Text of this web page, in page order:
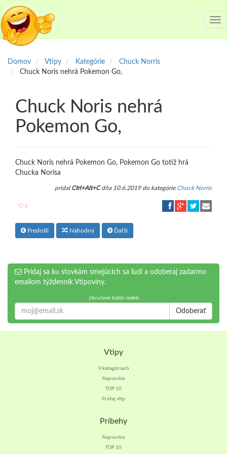
Domov Vtipy Kategórie
Chuck Norris
Chuck Noris nehrá Pokemon Go,
Chuck Noris nehrá
Pokemon Go,
Chuck Noris nehrá Pokemon Go, Pokemon Go totiž hrá
Chucka Norisa
pridal Ctrl+Alt+Cdňa 10.6.2019 do kategórie Chuck Norris
6
Predošlí Náhodný Ďaľší
Pridaj sa ku stovkám smejúcich sa ľudí a odoberaj zadarmo
emailom týždenník Vtipoviny.
Doručené každú nedeľu
Odoberať
Vtipy
V kategóriach
Najnovšie
TOP 10
Pridaj vtip
Príbehy
Najnovšie
TOP 10